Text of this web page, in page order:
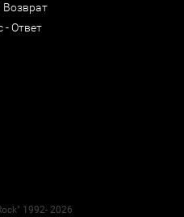
- Ответ
1992- 2026